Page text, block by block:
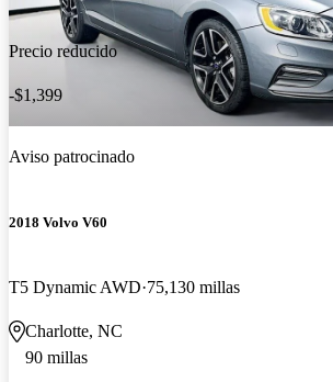
Precio reducido
-$1,399
Aviso patrocinado
2018 Volvo V60
T5 Dynamic AWD 75,130 millas
Charlotte, NC
90 millas